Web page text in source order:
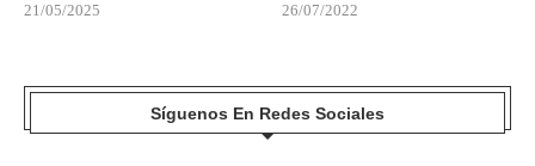
21/05/2025 26/07/2022
Síguenos En Redes Sociales